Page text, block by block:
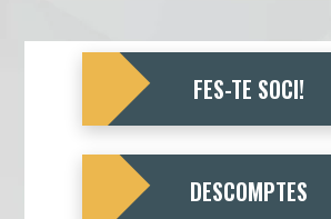
FES-TE SOCI!
DESCOMPTES